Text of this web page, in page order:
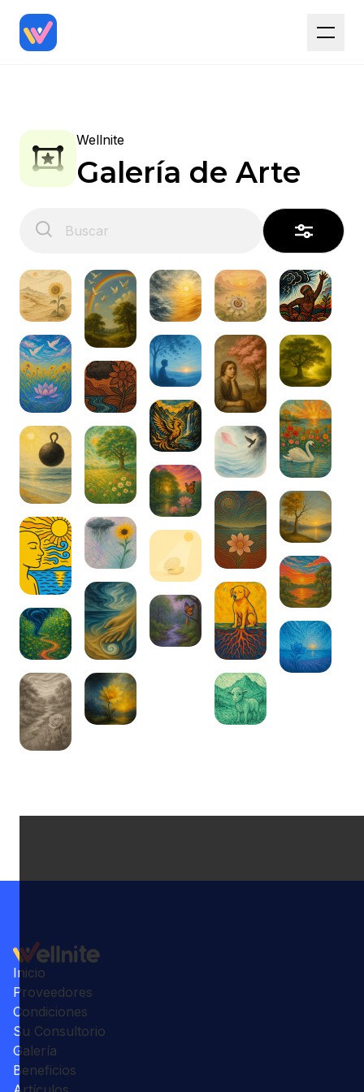
Wellnite
Galería de Arte
Inicio
Proveedores
Condiciones
Su Consultorio
Galería
Beneficios